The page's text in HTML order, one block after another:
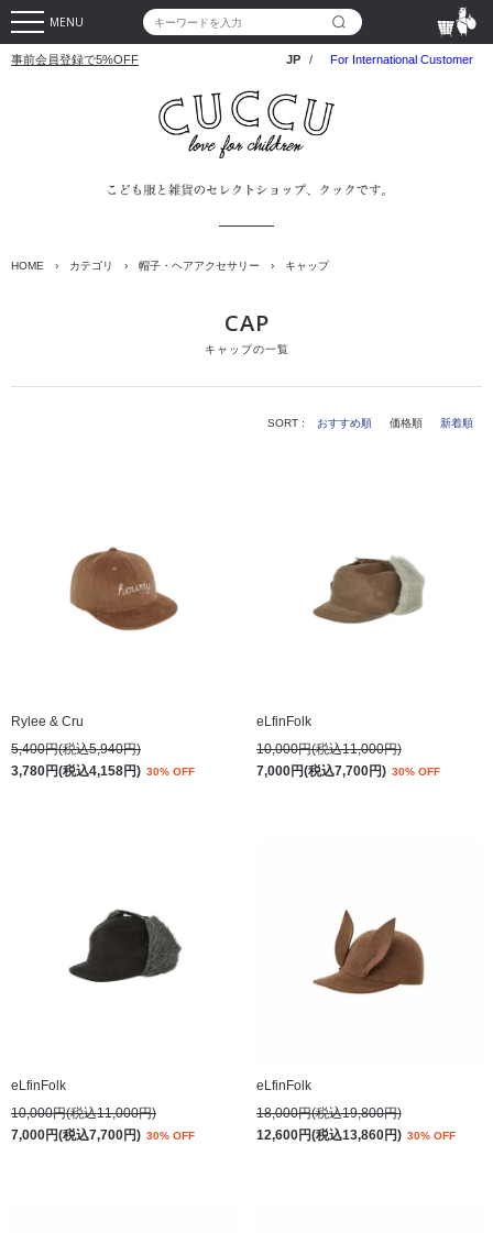
MENU
事前会員登録で5%OFF JP / For International Customer
HOME › カテゴリ › 帽子・ヘアアクセサリー › キャップ
CAP
キャップの一覧
SORT : おすすめ順 価格順 新着順
Rylee & Cru
5,400円(税込5,940円)
3,780円(税込4,158円) 30% OFF
eLfinFolk
10,000円(税込11,000円)
7,000円(税込7,700円) 30% OFF
eLfinFolk
10,000円(税込11,000円)
7,000円(税込7,700円) 30% OFF
eLfinFolk
18,000円(税込19,800円)
12,600円(税込13,860円) 30% OFF